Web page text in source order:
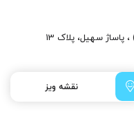
سهیل، پلاک 13
نقشه ویز